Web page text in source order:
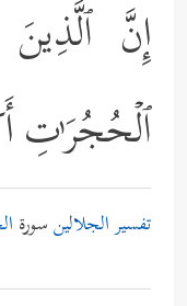
إِنَّ
ٱلۡحُجُرَ ٰ⁠تِ
تفسير الجلالينسورة